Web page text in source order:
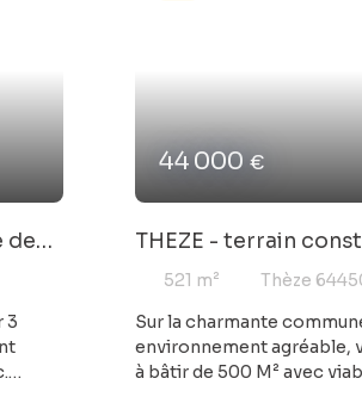
de
3
44 000€
THEZE - terrain
521 m²
Thèze
Sur la charmante
environnement agréable,
à bâtir de 500 M² avec